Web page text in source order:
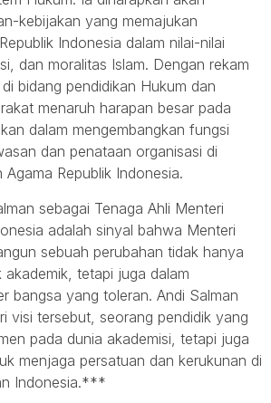
kebijakan yang memajukan
Indonesia dalam nilai-nilai
dan moralitas Islam. Dengan rekam
bidang pendidikan Hukum dan
menaruh harapan besar pada
dalam mengembangkan fungsi
dan penataan organisasi di
Agama Republik Indonesia.
sebagai Tenaga Ahli Menteri
adalah sinyal bahwa Menteri
sebuah perubahan tidak hanya
akademik, tetapi juga dalam
bangsa yang toleran. Andi Salman
visi tersebut, seorang pendidik yang
pada dunia akademisi, tetapi juga
menjaga persatuan dan kerukunan di
Indonesia.***